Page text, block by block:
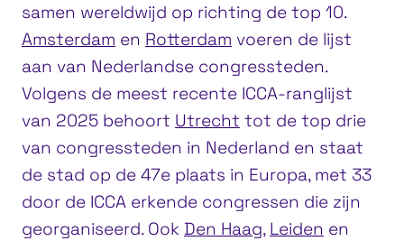
samen wereldwijd op richting de top 10.
Amsterdam en Rotterdam voeren de lijst
aan van Nederlandse congressteden.
Volgens de meest recente ICCA-ranglijst
van 2025 behoort Utrecht tot de top drie
van congressteden in Nederland en staat
de stad op de 47e plaats in Europa, met 33
door de ICCA erkende congressen die zijn
georganiseerd. Ook Den Haag, Leiden en